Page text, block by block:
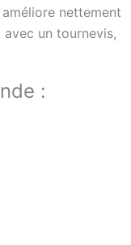
nettement
un tournevis,
: